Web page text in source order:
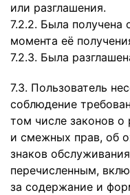
или разглашения.
7.2.2. Была получена
момента её
7.2.3. Была
7.3. Пользователь
соблюдение
том числе законов о
и смежных прав, об
знаков
перечисленным,
за содержание и